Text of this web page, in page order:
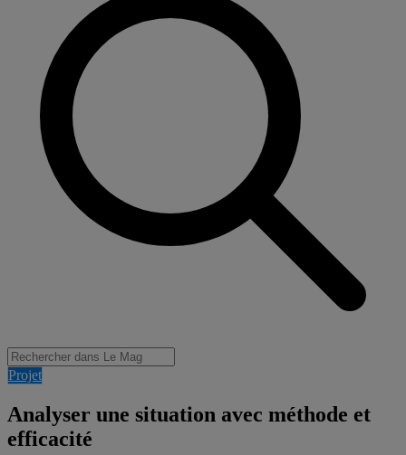
Projet
Analyser une situation avec méthode et
efficacité